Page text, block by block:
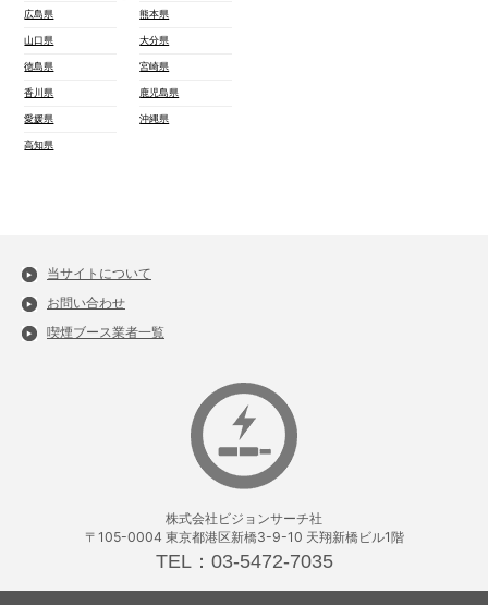
広島県
山口県
徳島県
香川県
愛媛県
高知県
熊本県
大分県
宮崎県
鹿児島県
沖縄県
当サイトについて
お問い合わせ
喫煙ブース業者一覧
株式会社ビジョンサーチ社
〒105-0004 東京都港区新橋3-9-10 天翔新橋ビル1階
TEL：03-5472-7035